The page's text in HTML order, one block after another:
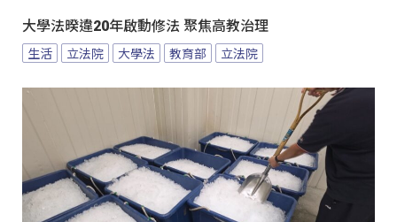
大學法暌違20年啟動修法 聚焦高教治理
生活 立法院 大學法 教育部 立法院